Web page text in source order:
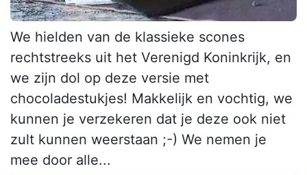
We hielden van de klassieke scones
rechtstreeks uit het Verenigd Koninkrijk, en
we zijn dol op deze versie met
chocoladestukjes! Makkelijk en vochtig, we
kunnen je verzekeren dat je deze ook niet
zult kunnen weerstaan ;-) We nemen je
mee door alle...